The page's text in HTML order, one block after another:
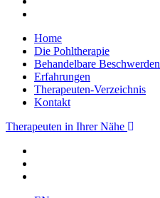
Home
Die Pohltherapie
Behandelbare Beschwerden
Erfahrungen
Therapeuten-Verzeichnis
Kontakt
Therapeuten in Ihrer Nähe